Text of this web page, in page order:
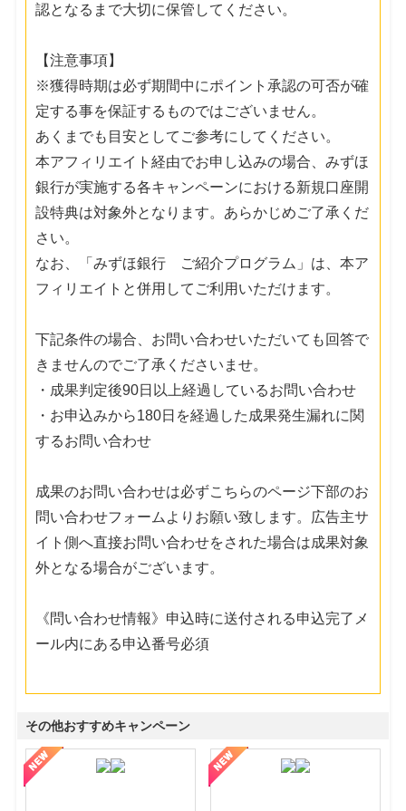
認となるまで大切に保管してください。
【注意事項】
※獲得時期は必ず期間中にポイント承認の可否が確
定する事を保証するものではございません。
あくまでも目安としてご参考にしてください。
本アフィリエイト経由でお申し込みの場合、みずほ
銀行が実施する各キャンペーンにおける新規口座開
設特典は対象外となります。あらかじめご了承くだ
さい。
なお、「みずほ銀行 ご紹介プログラム」は、本ア
フィリエイトと併用してご利用いただけます。
下記条件の場合、お問い合わせいただいても回答で
きませんのでご了承くださいませ。
・成果判定後90日以上経過しているお問い合わせ
・お申込みから180日を経過した成果発生漏れに関
するお問い合わせ
成果のお問い合わせは必ずこちらのページ下部のお
問い合わせフォームよりお願い致します。広告主サ
イト側へ直接お問い合わせをされた場合は成果対象
外となる場合がございます。
《問い合わせ情報》申込時に送付される申込完了メ
ール内にある申込番号必須
その他おすすめキャンペーン